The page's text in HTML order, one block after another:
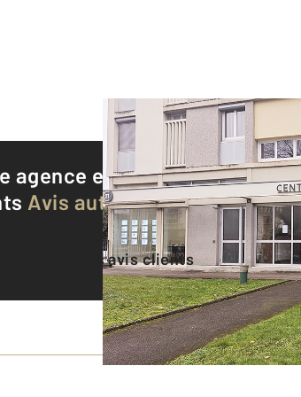
agence est notée8,9/10
Avis authentifiés par
Voir tous les avis clients